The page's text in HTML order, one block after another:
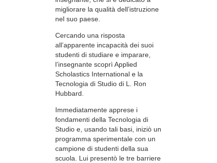
migliorare la qualità dell’istruzione
nel suo paese.
Cercando una risposta
all’apparente incapacità dei suoi
studenti di studiare e imparare,
l’insegnante scoprì Applied
Scholastics International e la
Tecnologia di Studio di L. Ron
Hubbard.
Immediatamente apprese i
fondamenti della Tecnologia di
Studio e, usando tali basi, iniziò un
programma sperimentale con un
campione di studenti della sua
scuola. Lui presentò le tre barriere